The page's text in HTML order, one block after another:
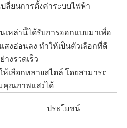
ลี่ยนการตั้งค่าระบบไฟฟ้า
เหล่านี้ได้รับการออกแบบมาเพื่อ
งอ่อนลง ทำให้เป็นตัวเลือกที่ดี
งรวดเร็ว
ห้เลือกหลายสไตล์ โดยสามารถ
คุณภาพแสงได้
ประโยชน์